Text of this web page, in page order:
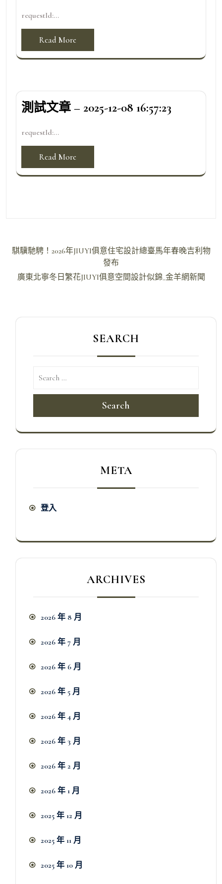
requestId:...
Read More
測試文章 – 2025-12-08 16:57:23
requestId:...
Read More
文
導
騏驥馳騁！2026年JIUYI俱意住宅設計總臺馬年春晚吉利物
發布
廣東北寧冬日繁花JIUYI俱意空間設計似錦_金羊網新聞
SEARCH
Search
META
登入
ARCHIVES
2026 年 8 月
2026 年 7 月
2026 年 6 月
2026 年 5 月
2026 年 4 月
2026 年 3 月
2026 年 2 月
2026 年 1 月
2025 年 12 月
2025 年 11 月
2025 年 10 月